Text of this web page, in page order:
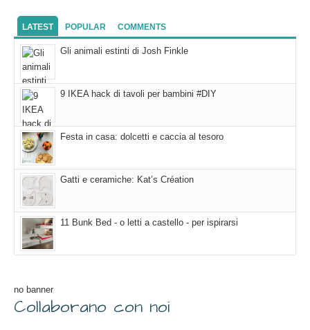
LATEST POPULAR COMMENTS
Gli animali estinti di Josh Finkle
9 IKEA hack di tavoli per bambini #DIY
Festa in casa: dolcetti e caccia al tesoro
Gatti e ceramiche: Kat’s Création
11 Bunk Bed - o letti a castello - per ispirarsi
no banner
Collaborano con noi